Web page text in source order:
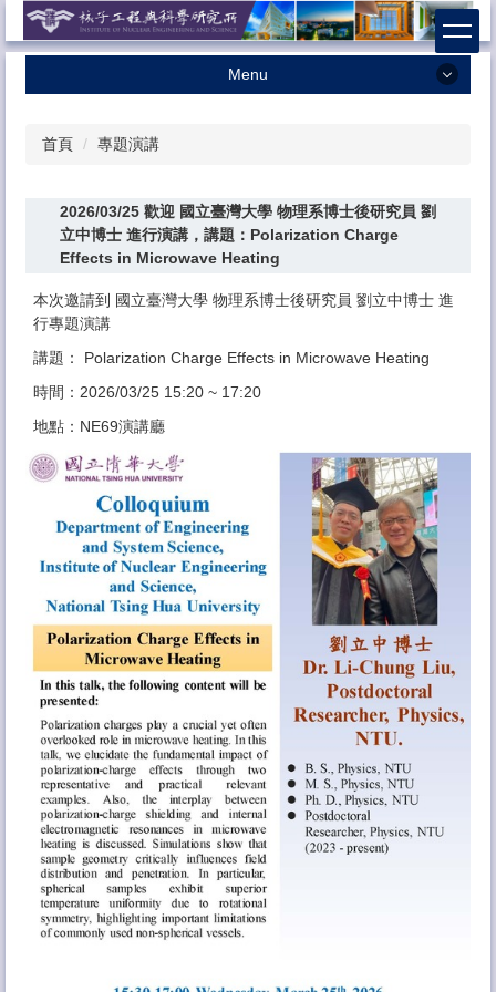
到
Menu
本所簡介
學術研究
課程資訊
獎助學金
系友專區
法規辦法
表格下載
相關連結
特色儀器技術服務
聯絡方式
首頁 專題演講
2026/03/25 歡迎 國立臺灣大學 物理系博士後研究員 劉
立中博士 進行演講，講題：Polarization Charge
Effects in Microwave Heating
本次邀請到 國立臺灣大學 物理系博士後研究員 劉立中博士 進
行專題演講
講題： Polarization Charge Effects in Microwave Heating
時間：2026/03/25 15:20 ~ 17:20
地點：NE69演講廳